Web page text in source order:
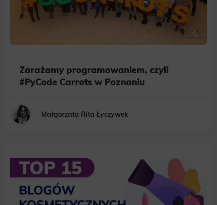
Zarażamy programowaniem, czyli
#PyCode Carrots w Poznaniu
Małgorzata Rita Łyczywek